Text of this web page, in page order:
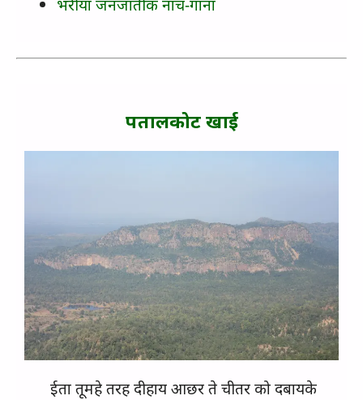
भरीया जनजातीक नाच-गाना
पतालकोट खाई
ईता तूमहे तरह दीहाय आछर ते चीतर को दबायके